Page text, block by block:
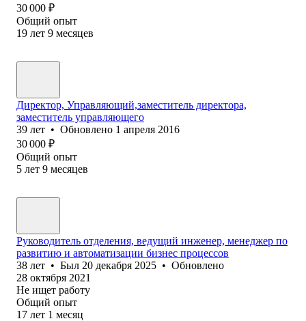
30 000 ₽
Общий опыт
19 лет 9 месяцев
Директор, Управляющий,заместитель директора,
заместитель управляющего
39 лет • Обновлено 1 апреля 2016
30 000 ₽
Общий опыт
5 лет 9 месяцев
Руководитель отделения, ведущий инженер, менеджер по
развитию и автоматизации бизнес процессов
38 лет • Был 20 декабря 2025 • Обновлено
28 октября 2021
Не ищет работу
Общий опыт
17 лет 1 месяц